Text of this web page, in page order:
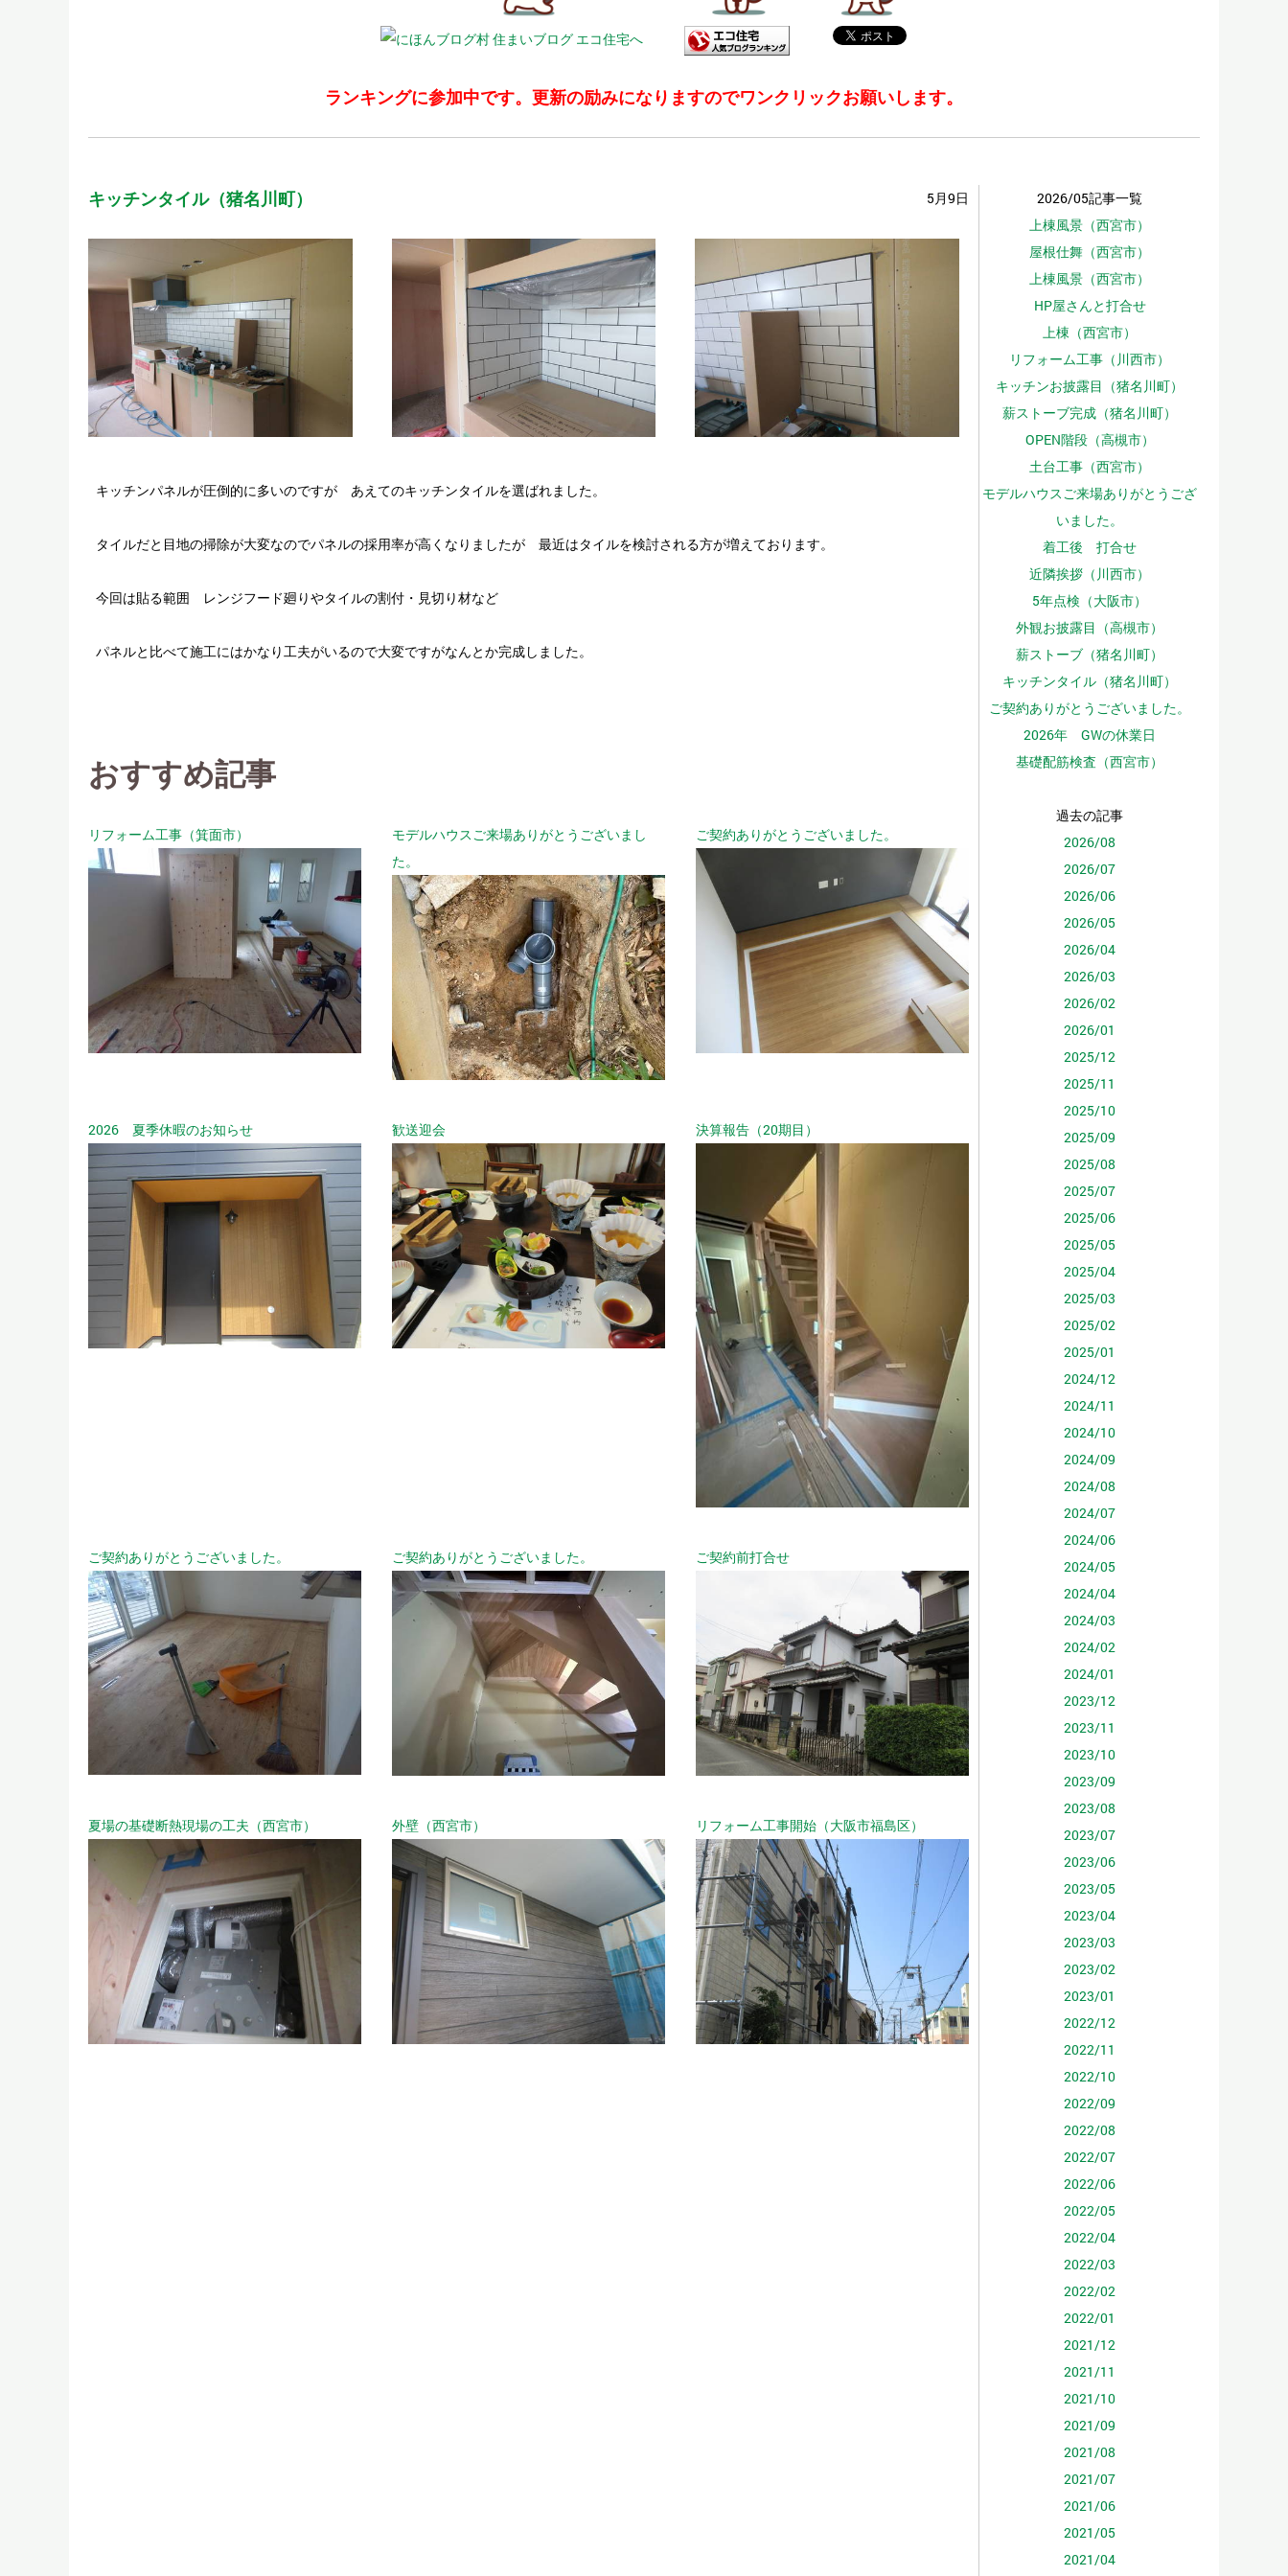
ランキングに参加中です。更新の励みになりますのでワンクリックお願いします。
キッチンタイル（猪名川町） 5月9日
キッチンパネルが圧倒的に多いのですが あえてのキッチンタイルを選ばれました。
タイルだと目地の掃除が大変なのでパネルの採用率が高くなりましたが 最近はタイルを検討される方が増えております。
今回は貼る範囲 レンジフード廻りやタイルの割付・見切り材など
パネルと比べて施工にはかなり工夫がいるので大変ですがなんとか完成しました。
おすすめ記事
リフォーム工事（箕面市）
モデルハウスご来場ありがとうございまし
た。
ご契約ありがとうございました。
2026 夏季休暇のお知らせ 歓送迎会 決算報告（20期目）
ご契約ありがとうございました。 ご契約ありがとうございました。 ご契約前打合せ
夏場の基礎断熱現場の工夫（西宮市） 外壁（西宮市） リフォーム工事開始（大阪市福島区）
2026/05記事一覧
上棟風景（西宮市）
屋根仕舞（西宮市）
上棟風景（西宮市）
HP屋さんと打合せ
上棟（西宮市）
リフォーム工事（川西市）
キッチンお披露目（猪名川町）
薪ストーブ完成（猪名川町）
OPEN階段（高槻市）
土台工事（西宮市）
モデルハウスご来場ありがとうござ
いました。
着工後 打合せ
近隣挨拶（川西市）
5年点検（大阪市）
外観お披露目（高槻市）
薪ストーブ（猪名川町）
キッチンタイル（猪名川町）
ご契約ありがとうございました。
2026年 GWの休業日
基礎配筋検査（西宮市）
過去の記事
2026/08
2026/07
2026/06
2026/05
2026/04
2026/03
2026/02
2026/01
2025/12
2025/11
2025/10
2025/09
2025/08
2025/07
2025/06
2025/05
2025/04
2025/03
2025/02
2025/01
2024/12
2024/11
2024/10
2024/09
2024/08
2024/07
2024/06
2024/05
2024/04
2024/03
2024/02
2024/01
2023/12
2023/11
2023/10
2023/09
2023/08
2023/07
2023/06
2023/05
2023/04
2023/03
2023/02
2023/01
2022/12
2022/11
2022/10
2022/09
2022/08
2022/07
2022/06
2022/05
2022/04
2022/03
2022/02
2022/01
2021/12
2021/11
2021/10
2021/09
2021/08
2021/07
2021/06
2021/05
2021/04